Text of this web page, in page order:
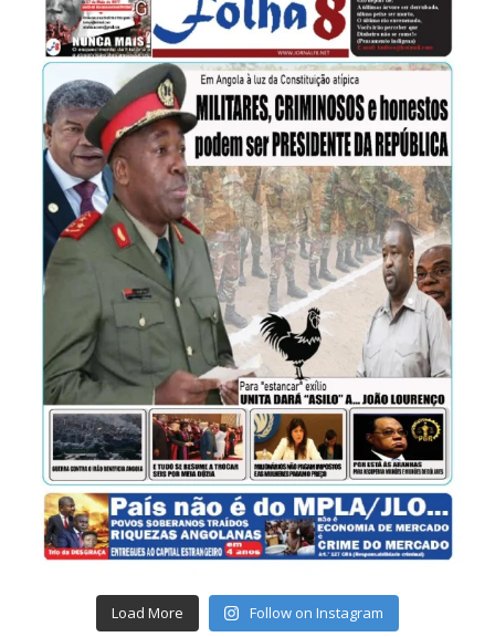
Load More Follow on Instagram